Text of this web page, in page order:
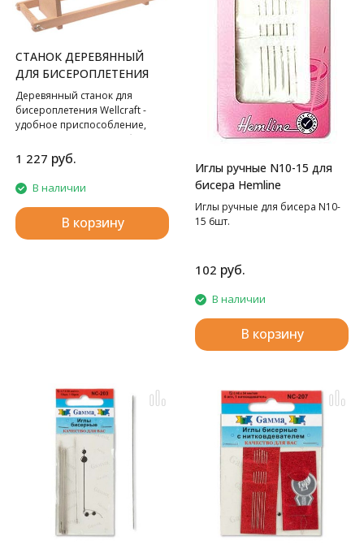
СТАНОК ДЕРЕВЯННЫЙ
ДЛЯ БИСЕРОПЛЕТЕНИЯ
Деревянный станок для
бисероплетения Wellcraft -
удобное приспособление,
которое поможет Вам быстро
и без хлопот создавать самые
замысловатые орнаменты.
Размер 37,5х10 см.
1 227 руб.
В наличии
В корзину
Иглы ручные N10-15 для
бисера Hemline
Иглы ручные для бисера N10-
15 6шт.
102 руб.
В наличии
В корзину